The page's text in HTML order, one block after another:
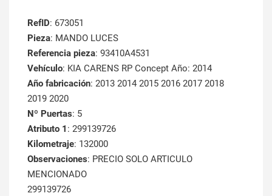
RefID: 673051
Pieza: MANDO LUCES
Referencia pieza: 93410A4531
Vehículo: KIA CARENS RP Concept Año: 2014
Año fabricación: 2013 2014 2015 2016 2017 2018
2019 2020
Nº Puertas: 5
Atributo 1 : 299139726
Kilometraje: 132000
Observaciones: PRECIO SOLO ARTICULO
MENCIONADO
299139726